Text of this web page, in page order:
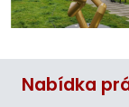
Nabídka